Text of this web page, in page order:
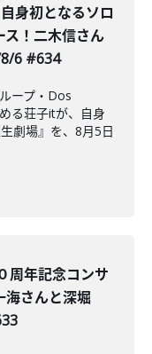
身初となるソロ
ス！二木信さん
6 #634
ープ・Dos
る荘子itが、自身
劇場』を、8月5日
周年記念コンサ
海さんと深堀